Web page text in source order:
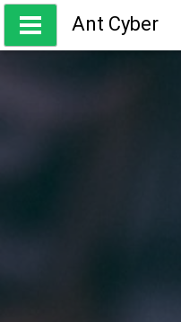
Skip
content
Ant Cyber